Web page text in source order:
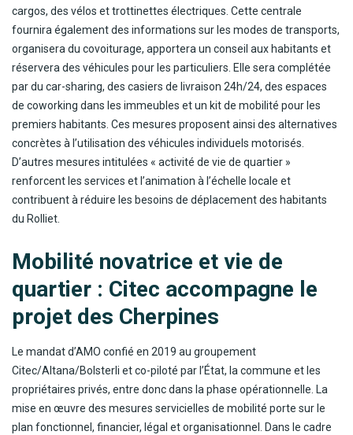
cargos, des vélos et trottinettes électriques. Cette centrale
fournira également des informations sur les modes de transports,
organisera du covoiturage, apportera un conseil aux habitants et
réservera des véhicules pour les particuliers. Elle sera complétée
par du car-sharing, des casiers de livraison 24h/24, des espaces
de coworking dans les immeubles et un kit de mobilité pour les
premiers habitants. Ces mesures proposent ainsi des alternatives
concrètes à l’utilisation des véhicules individuels motorisés.
D’autres mesures intitulées « activité de vie de quartier »
renforcent les services et l’animation à l’échelle locale et
contribuent à réduire les besoins de déplacement des habitants
du Rolliet.
Mobilité novatrice et vie de
quartier : Citec accompagne le
projet des Cherpines
Le mandat d’AMO confié en 2019 au groupement
Citec/Altana/Bolsterli et co-piloté par l’État, la commune et les
propriétaires privés, entre donc dans la phase opérationnelle. La
mise en œuvre des mesures servicielles de mobilité porte sur le
plan fonctionnel, financier, légal et organisationnel. Dans le cadre